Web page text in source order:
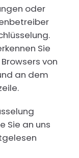
oder
Sie
von
an dem
Sie an uns